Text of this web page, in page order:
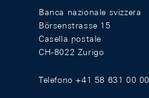
Banca nazionale svizzera
Börsenstrasse 15
Casella postale
CH-8022 Zurigo
Telefono +41 58 631 00 00